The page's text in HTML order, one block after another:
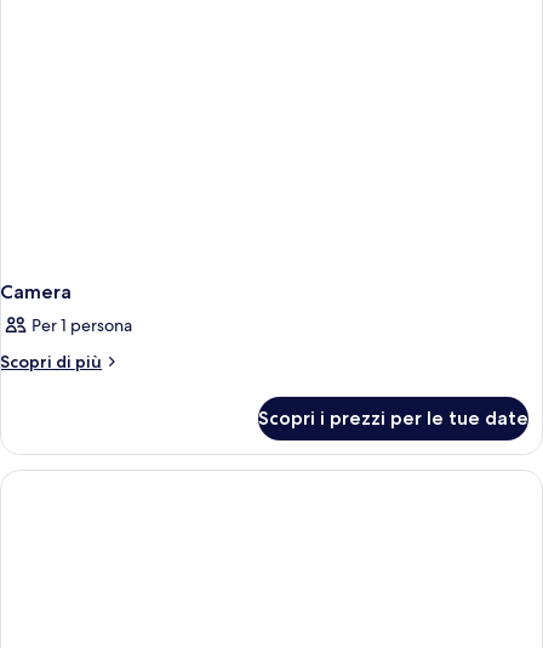
Camera
Per 1 persona
Scopri di più
Altri
Scopri i prezzi per le tue date